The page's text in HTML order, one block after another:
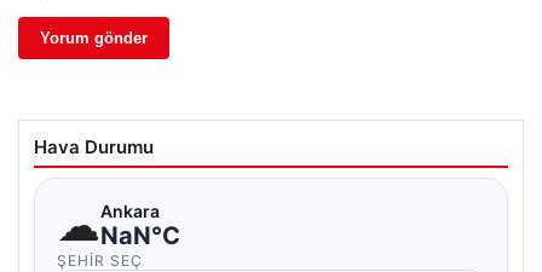
Hava Durumu
☁Ankara
NaN°C
ŞEHIR SEÇ